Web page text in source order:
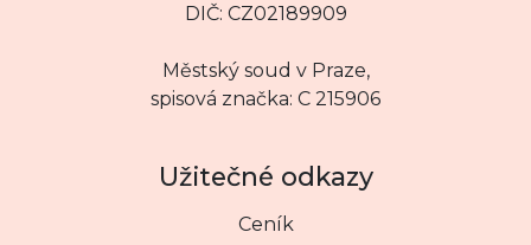
DIČ: CZ02189909
Městský soud v Praze,
spisová značka: C 215906
Užitečné odkazy
Ceník